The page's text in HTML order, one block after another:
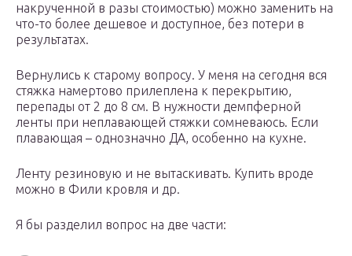
накрученной в разы стоимостью) можно заменить на
что-то более дешевое и доступное, без потери в
результатах.
Вернулись к старому вопросу. У меня на сегодня вся
стяжка намертово прилеплена к перекрытию,
перепады от 2 до 8 см. В нужности демпферной
ленты при неплавающей стяжки сомневаюсь. Если
плавающая – однозначно ДА, особенно на кухне.
Ленту резиновую и не вытаскивать. Купить вроде
можно в Фили кровля и др.
Я бы разделил вопрос на две части: